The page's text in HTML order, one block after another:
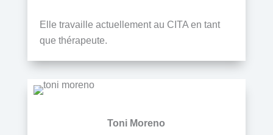
Elle travaille actuellement au CITA en tant
que thérapeute.
Toni Moreno